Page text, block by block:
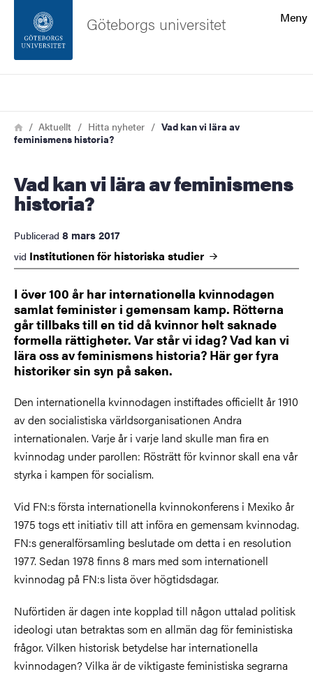
Sidfoten
Om webbplatsen
Meny
Göteborgs universitet
Länkstig
HemAktuellt Hitta nyheter
Vad kan vi lära av
feminismens historia?
Vad kan vi lära av feminismens
historia?
Publicerad 8 mars 2017
vid Institutionen för historiska studier
I över 100 år har internationella kvinnodagen
samlat feminister i gemensam kamp. Rötterna
går tillbaks till en tid då kvinnor helt saknade
formella rättigheter. Var står vi idag? Vad kan vi
lära oss av feminismens historia? Här ger fyra
historiker sin syn på saken.
Den internationella kvinnodagen instiftades officiellt år 1910
av den socialistiska världsorganisationen Andra
internationalen. Varje år i varje land skulle man fira en
kvinnodag under parollen: Rösträtt för kvinnor skall ena vår
styrka i kampen för socialism.
Vid FN:s första internationella kvinnokonferens i Mexiko år
1975 togs ett initiativ till att införa en gemensam kvinnodag.
FN:s generalförsamling beslutade om detta i en resolution
1977. Sedan 1978 finns 8 mars med som internationell
kvinnodag på FN:s lista över högtidsdagar.
Nuförtiden är dagen inte kopplad till någon uttalad politisk
ideologi utan betraktas som en allmän dag för feministiska
frågor. Vilken historisk betydelse har internationella
kvinnodagen? Vilka är de viktigaste feministiska segrarna